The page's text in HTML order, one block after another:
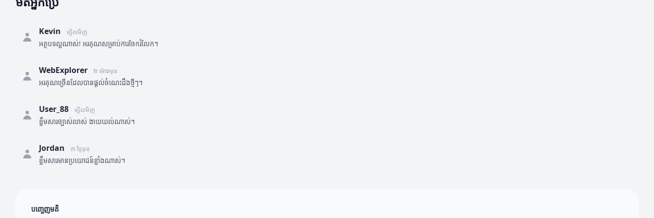
Kevin ម្សិលមិញ
អត្ថបទល្អណាស់! អរគុណសម្រាប់ការចែករំលែក។
WebExplorer ២ ម៉ោងមុន
អរគុណច្រើនដែលបានផ្តល់ចំណេះដឹងថ្មីៗ។
User_88 ម្សិលមិញ
ខ្លឹមសារច្បាស់លាស់ ងាយយល់ណាស់។
Jordan ៣ ថ្ងៃមុន
ខ្លឹមសារមានប្រយោជន៍ខ្លាំងណាស់។
បញ្ចេញមតិ